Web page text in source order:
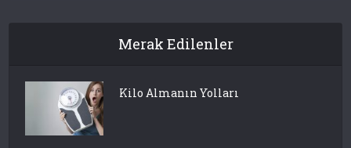
Merak Edilenler
Kilo Almanın Yolları